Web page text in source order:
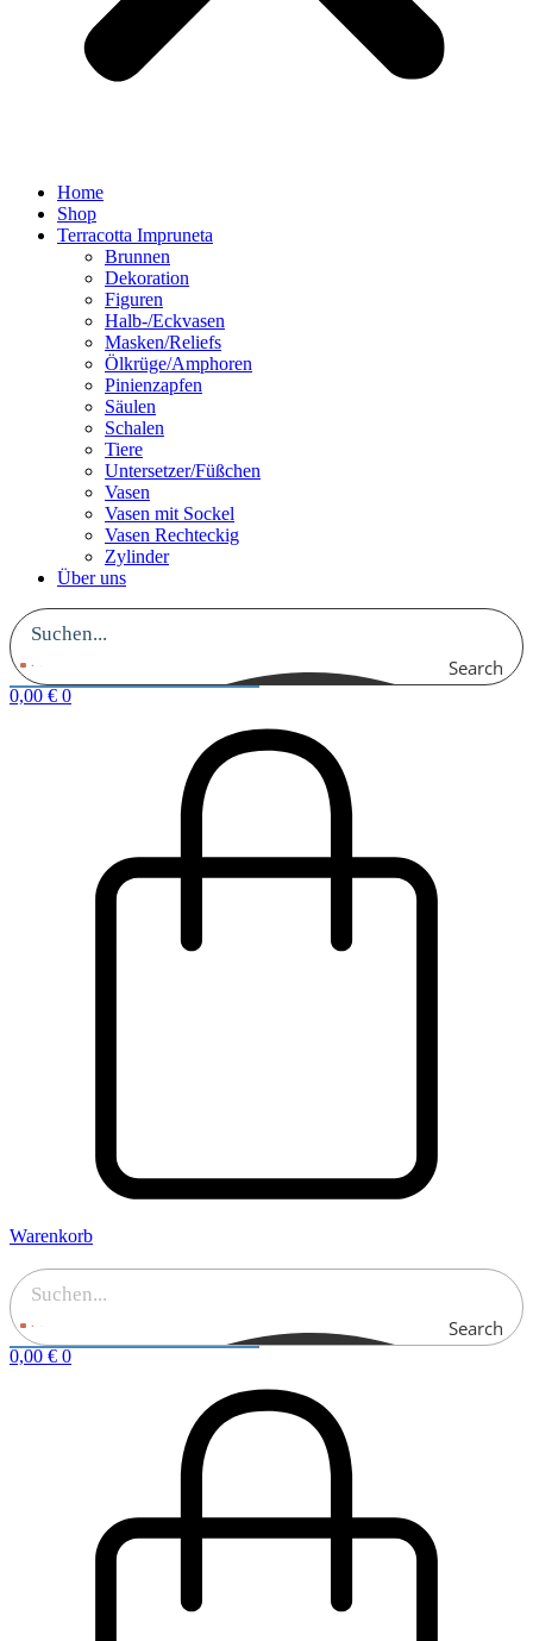
Home
Shop
Terracotta Impruneta
Brunnen
Dekoration
Figuren
Halb-/Eckvasen
Masken/Reliefs
Ölkrüge/Amphoren
Pinienzapfen
Säulen
Schalen
Tiere
Untersetzer/Füßchen
Vasen
Vasen mit Sockel
Vasen Rechteckig
Zylinder
Über uns
Search
0,00 € 0
Warenkorb
Search
0,00 € 0